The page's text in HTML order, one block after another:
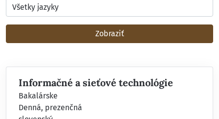
Zobraziť
Informačné a sieťové technológie
Bakalárske
Denná, prezenčná